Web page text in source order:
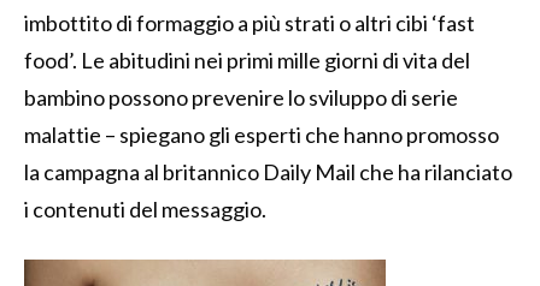
imbottito di formaggio a più strati o altri cibi ‘fast
food’. Le abitudini nei primi mille giorni di vita del
bambino possono prevenire lo sviluppo di serie
malattie – spiegano gli esperti che hanno promosso
la campagna al britannico Daily Mail che ha rilanciato
i contenuti del messaggio.